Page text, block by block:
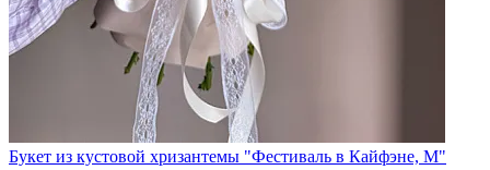
Букет из кустовой хризантемы "Фестиваль в Кайфэне, M"